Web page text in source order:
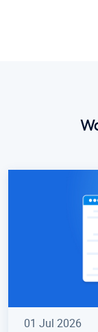
01 Jul 2026